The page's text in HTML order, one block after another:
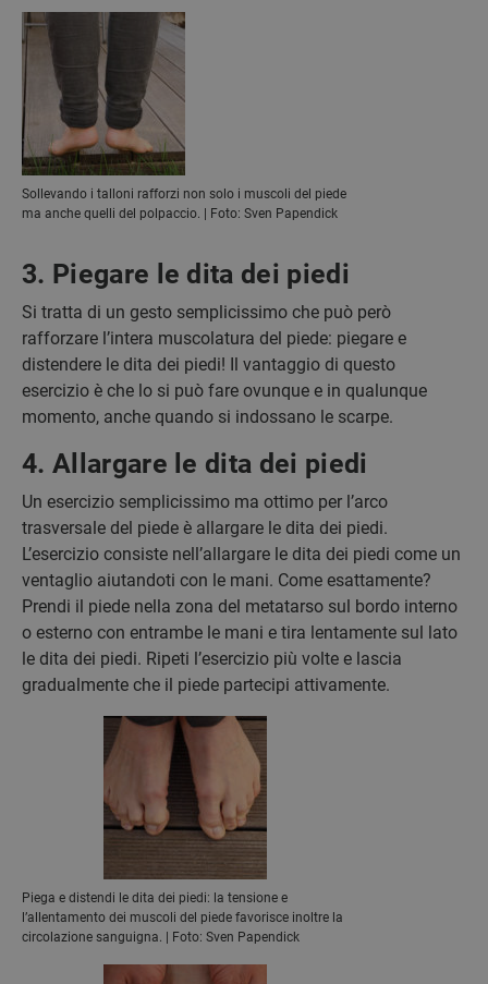
Sollevando i talloni rafforzi non solo i muscoli del piede
ma anche quelli del polpaccio. | Foto: Sven Papendick
3. Piegare le dita dei piedi
Si tratta di un gesto semplicissimo che può però
rafforzare l’intera muscolatura del piede: piegare e
distendere le dita dei piedi! Il vantaggio di questo
esercizio è che lo si può fare ovunque e in qualunque
momento, anche quando si indossano le scarpe.
4. Allargare le dita dei piedi
Un esercizio semplicissimo ma ottimo per l’arco
trasversale del piede è allargare le dita dei piedi.
L’esercizio consiste nell’allargare le dita dei piedi come un
ventaglio aiutandoti con le mani. Come esattamente?
Prendi il piede nella zona del metatarso sul bordo interno
o esterno con entrambe le mani e tira lentamente sul lato
le dita dei piedi. Ripeti l’esercizio più volte e lascia
gradualmente che il piede partecipi attivamente.
Piega e distendi le dita dei piedi: la tensione e
l’allentamento dei muscoli del piede favorisce inoltre la
circolazione sanguigna. | Foto: Sven Papendick